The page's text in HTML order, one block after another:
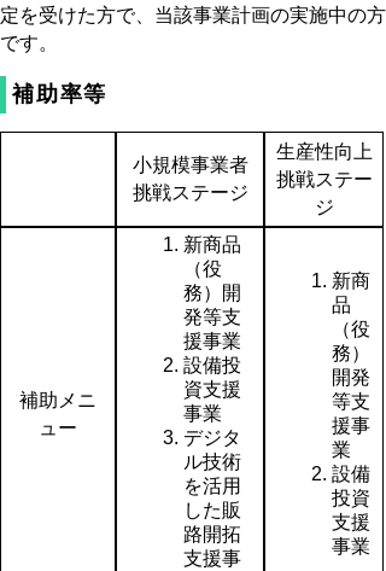
定を受けた方で、当該事業計画の実施中の方
です。
補助率等
小規模事業者
挑戦ステージ
生産性向上
挑戦ステー
ジ
補助メニ
ュー
新商品
（役
務）開
発等支
援事業
設備投
資支援
事業
デジタ
ル技術
を活用
した販
路開拓
支援事
新商
品
（役
務）
開発
等支
援事
業
設備
投資
支援
事業